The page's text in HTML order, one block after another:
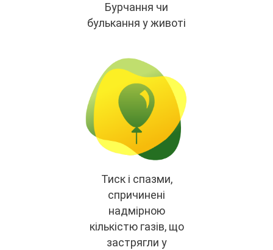
Бурчання чи
булькання у животі
Тиск і спазми,
спричинені
надмірною
кількістю газів, що
застрягли у